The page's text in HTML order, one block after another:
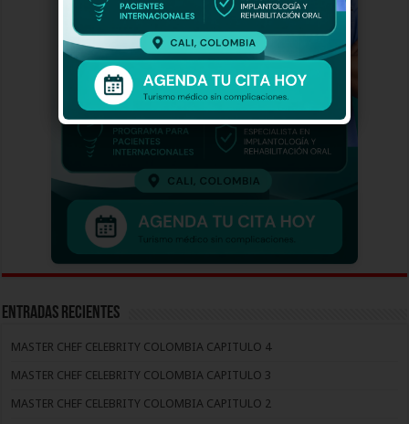
Entradas recientes
MASTER CHEF CELEBRITY COLOMBIA CAPITULO 4
MASTER CHEF CELEBRITY COLOMBIA CAPITULO 3
MASTER CHEF CELEBRITY COLOMBIA CAPITULO 2